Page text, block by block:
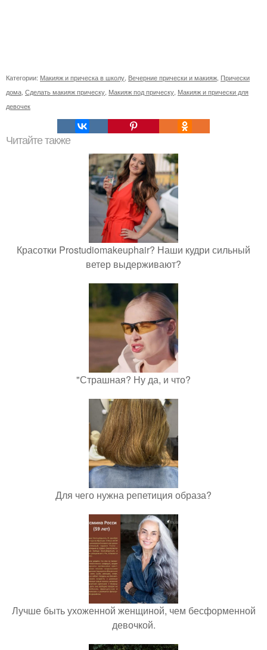
Категории: Макияж и прическа в школу Вечерние прически и макияж Прически
дома Сделать макияж прическу Макияж под прическу Макияж и прически для
девочек
Читайте также
Красотки Prostudiomakeuphair? Наши кудри сильный
ветер выдерживают?
"Страшная? Ну да, и что?
Для чего нужна репетиция образа?
Лучше быть ухоженной женщиной, чем бесформенной
девочкой.